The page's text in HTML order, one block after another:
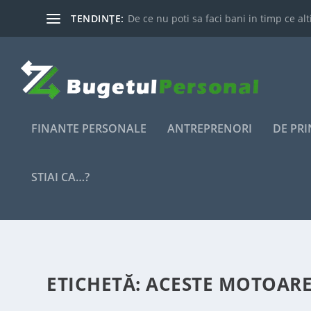
TENDINȚE: De ce nu poti sa faci bani in timp ce
FINANTE PERSONALE ANTREPRENORI DE
STIAI CA…?
ETICHETĂ:ACESTE